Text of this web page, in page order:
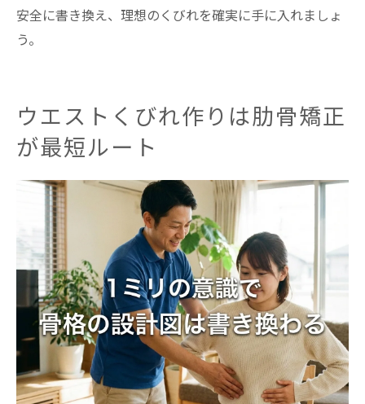
安全に書き換え、理想のくびれを確実に手に入れましょ
う。
ウエストくびれ作りは肋骨矯正
が最短ルート